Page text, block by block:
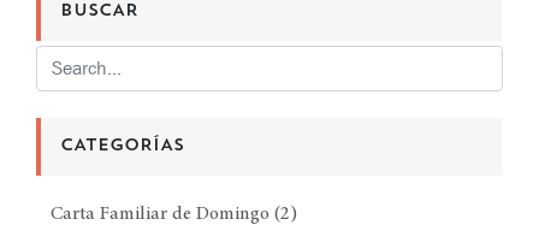
BUSCAR
CATEGORÍAS
Carta Familiar de Domingo (2)